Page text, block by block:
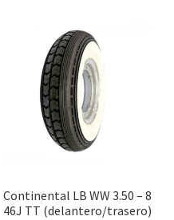
Continental LB WW 3.50 – 8
46J TT (delantero/trasero)